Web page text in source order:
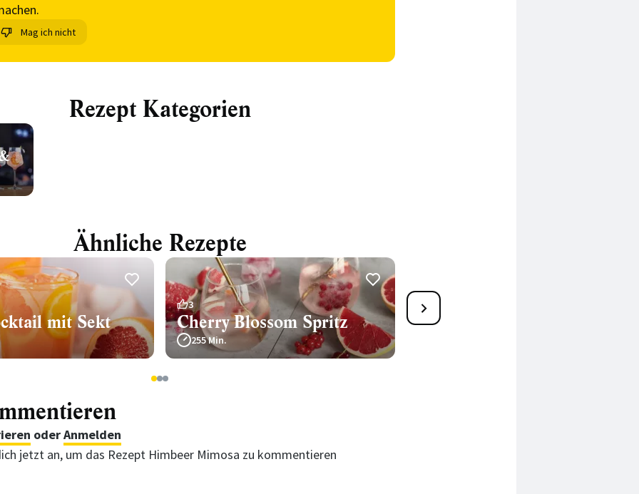
Mag ich nicht
Rezept Kategorien
Ähnliche Rezepte
mit Sekt
3
Cherry Blossom Spritz
255 Min.
Glühwein mit Gin
123
oderAnmelden
jetzt an, um das Rezept Himbeer Mimosa zu kommentieren